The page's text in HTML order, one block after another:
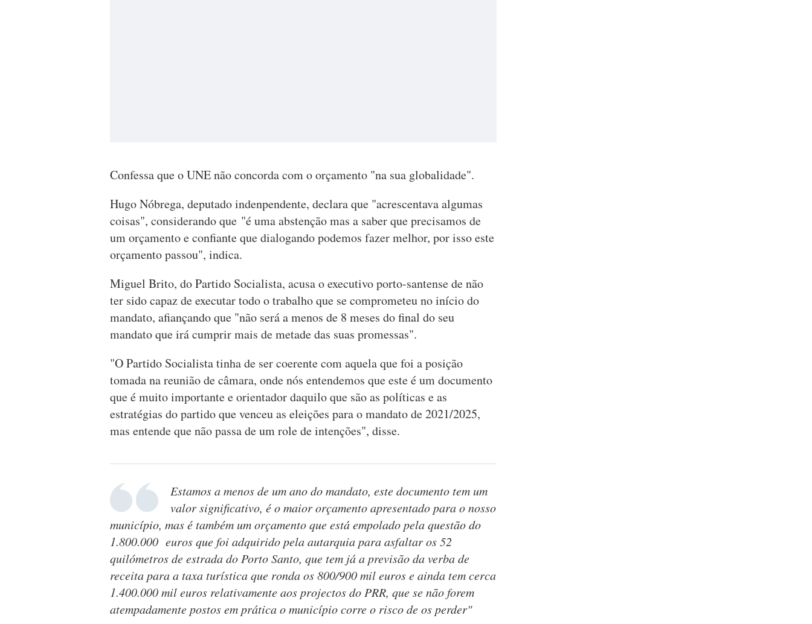
Confessa que o UNE não concorda com o orçamento "na sua globalidade".
Hugo Nóbrega, deputado indenpendente, declara que "acrescentava algumas
coisas", considerando que "é uma abstenção mas a saber que precisamos de
um orçamento e confiante que dialogando podemos fazer melhor, por isso este
orçamento passou", indica.
Miguel Brito, do Partido Socialista, acusa o executivo porto-santense de não
ter sido capaz de executar todo o trabalho que se comprometeu no início do
mandato, afiançando que "não será a menos de 8 meses do final do seu
mandato que irá cumprir mais de metade das suas promessas".
"O Partido Socialista tinha de ser coerente com aquela que foi a posição
tomada na reunião de câmara, onde nós entendemos que este é um documento
que é muito importante e orientador daquilo que são as políticas e as
estratégias do partido que venceu as eleições para o mandato de 2021/2025,
mas entende que não passa de um role de intenções", disse.
Estamos a menos de um ano do mandato, este documento tem um
valor significativo, é o maior orçamento apresentado para o nosso
município, mas é também um orçamento que está empolado pela questão do
1.800.000 euros que foi adquirido pela autarquia para asfaltar os 52
quilómetros de estrada do Porto Santo, que tem já a previsão da verba de
receita para a taxa turística que ronda os 800/900 mil euros e ainda tem cerca
1.400.000 mil euros relativamente aos projectos do PRR, que se não forem
atempadamente postos em prática o município corre o risco de os perder"